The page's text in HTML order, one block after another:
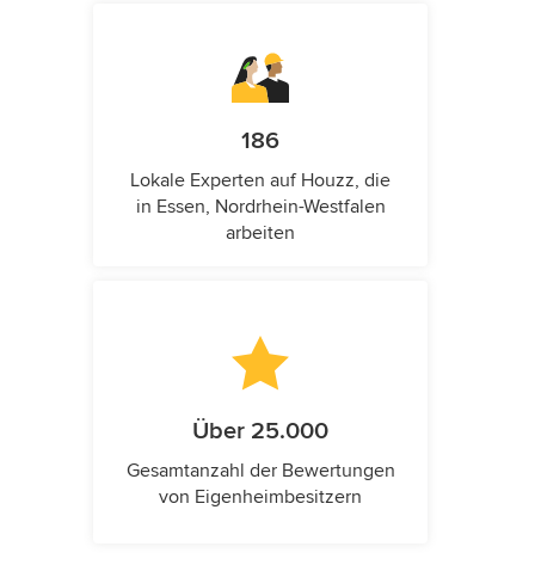
186
Lokale Experten auf Houzz, die
in Essen, Nordrhein-Westfalen
arbeiten
Über 25.000
Gesamtanzahl der Bewertungen
von Eigenheimbesitzern